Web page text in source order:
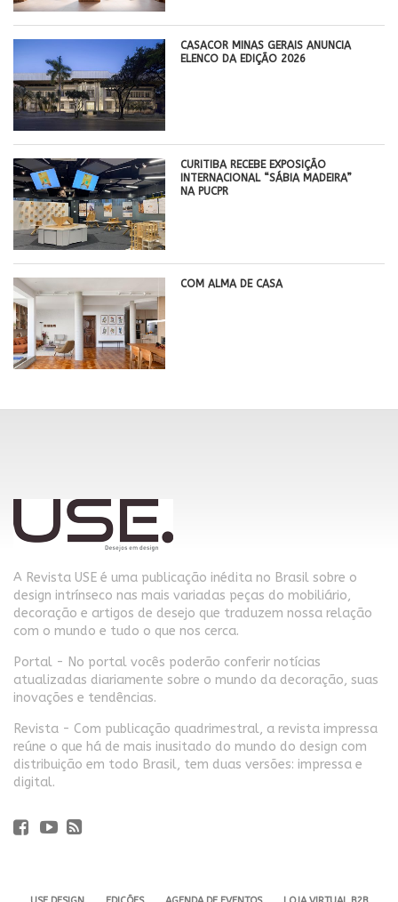
CASACOR MINAS GERAIS ANUNCIA
ELENCO DA EDIÇÃO 2026
CURITIBA RECEBE EXPOSIÇÃO
INTERNACIONAL “SÁBIA MADEIRA”
NA PUCPR
COM ALMA DE CASA
A Revista USE é uma publicação inédita no Brasil sobre o
design intrínseco nas mais variadas peças do mobiliário,
decoração e artigos de desejo que traduzem nossa relação
com o mundo e tudo o que nos cerca.
Portal - No portal vocês poderão conferir notícias
atualizadas diariamente sobre o mundo da decoração, suas
inovações e tendências.
Revista - Com publicação quadrimestral, a revista impressa
reúne o que há de mais inusitado do mundo do design com
distribuição em todo Brasil, tem duas versões: impressa e
digital.